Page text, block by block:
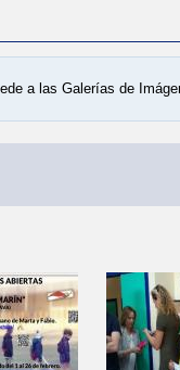
a las Galerías de